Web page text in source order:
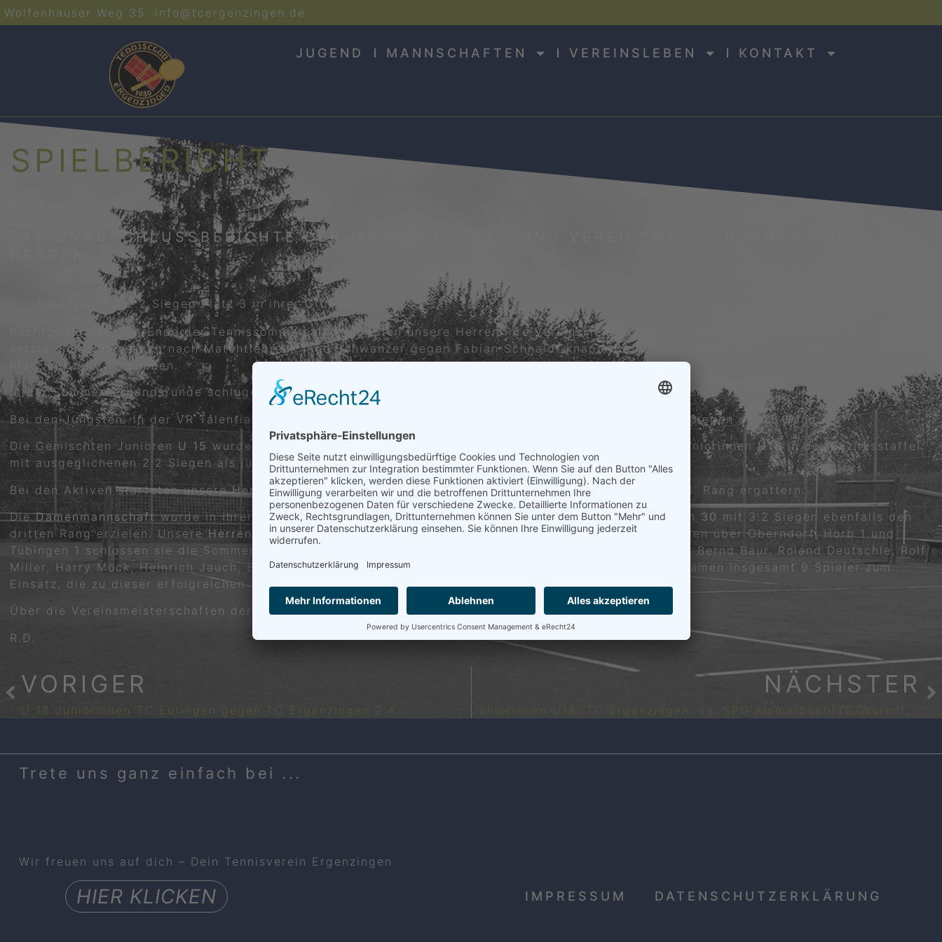
Wolfenhauser Weg 35 · info@tcergenzingen.de
JUGEND MANNSCHAFTEN VEREINSLEBEN KONTAKT
SPIELBERICHT
11/10/2022
SAISONABSCHLUSSBERICHTE DER MANNSCHAFTEN UND VEREINSMEISTERSCHAFT DER
belegten mit 2:2 Siegen Platz 3 in ihrer Gruppe
Rechtzeitig vor dem Ende der Tennissommersaison spielten unsere Herren ihre Vereinsmeisterschaft aus. In einem packenden Endspiel
setzte sich schliesslich nach Matchtiebreak Ingo Schwanzer gegen Fabian Schnaidt knapp durch. Bernd Baur belegte als Dritter noch den
Platz auf dem Treppchen.
In der Sommerverbandsrunde schlugen sich unsere insgesamt 8 teilnehmenden Mannschaften recht wacker.
Bei den Jüngsten in der VR Talentiade
belegten mit 2:2 Siegen den 3. Rang.
Die Gemischten Junioren U 15wurden mit 3:1 Siegen Gruppenzweiter und schliesslich kamen unsere JuniorinnenU18in der Bezirksstaffel
mit ausgeglichenen 2:2 Siegen als jüngere Jahrgänge auf einen prima 4. Platz.
Bei den Aktiven starteten unsereHerren 1in der Bezirksklasse 2, hier konnten sie mit 3:2 Siegen den 3. Rang ergattern.
DieDamenmannschaftwurde in ihrer Bezirksstaffelgruppe dritter. In der Bezirksliga konnten dieHerren 30 mit 3:2 Siegen ebenfalls den
dritten Rang erzielen. Unsere Herren 50starteten nach dem Aufstieg in der Bezirksoberliga. Nach Siegen über Oberndorf, Horb 1 und
Tübingen 1 schlossen sie die Sommerrunde mit zuvor kaum für möglich gehaltenen 3:2 Erfolgen ab. Mit Bernd Baur, Roland Deutschle, Rolf
Miller, Harry Möck, Heinrich Jauch, Bernd Breuling, Steffen Lingott sowie Thorsten und Claus Brobeil kamen insgesamt 9 Spieler zum
Einsatz, die zu dieser erfolgreichen Tennissaison beigetragen haben.
Über die Vereinsmeisterschaften der Jugend sowie der Damen wird gesondert berichtet.
R.D.
VORIGER
U 18 Juniorinnen TC Eutingen gegen TC Ergenzingen 2:4
NÄCHSTER
Trete uns ganz einfach bei ...
Wir freuen uns auf dich – Dein Tennisverein Ergenzingen
HIER KLICKEN IMPRESSUM DATENSCHUTZERKLÄRUNG